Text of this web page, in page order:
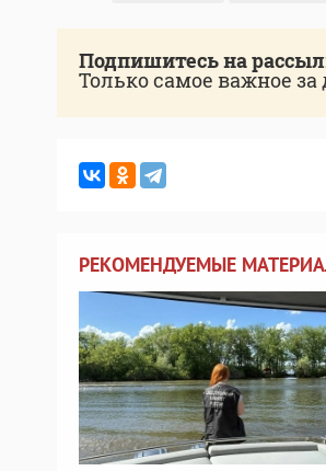
Подпишитесь на
Только самое важное за
РЕКОМЕНДУЕМЫЕ